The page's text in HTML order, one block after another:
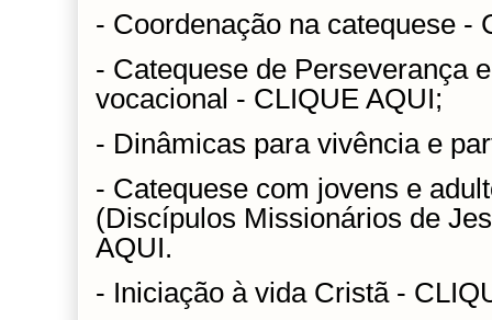
- Coordenação na catequese -
- Catequese de Perseverança
vocacional - CLIQUE AQUI;
- Dinâmicas para vivência e
- Catequese com jovens e
(Discípulos Missionários de
AQUI.
- Iniciação à vida Cristã -